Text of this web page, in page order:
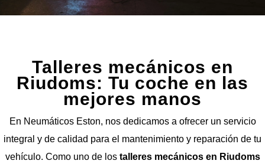
Talleres mecánicos en
Riudoms: Tu coche en las
mejores manos
En Neumáticos Eston, nos dedicamos a ofrecer un servicio
integral y de calidad para el mantenimiento y reparación de tu
vehículo. Como uno de los talleres mecánicos en Riudoms